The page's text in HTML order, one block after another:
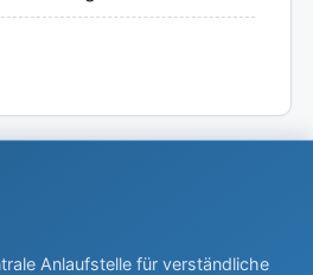
Anlaufstelle für verständliche